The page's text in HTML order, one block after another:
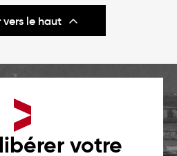
vers le haut
votre